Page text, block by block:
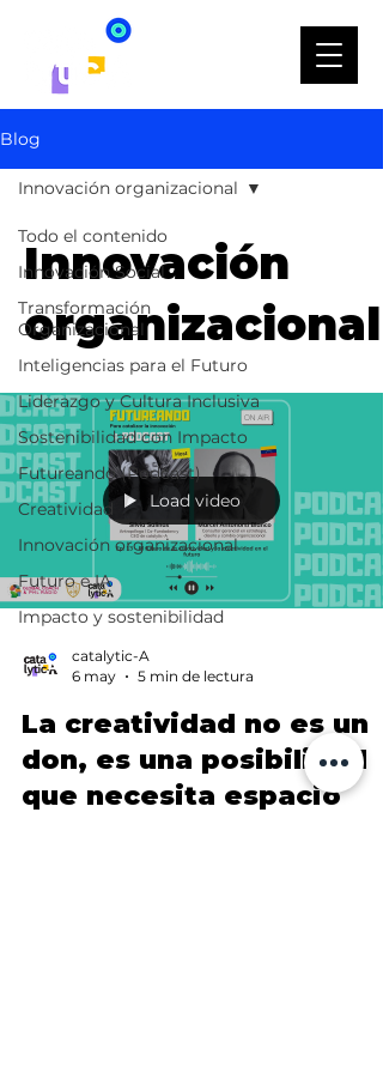
Blog
Todo el contenido
Innovación Social
Transformación
Organizacional
Inteligencias para el Futuro
Liderazgo y Cultura Inclusiva
Sostenibilidad con Impacto
Futureando (Podcast)
Creatividad
Innovación organizacional
Futuro e IA
Impacto y sostenibilidad
Innovación organizacional
Innovación
organizacional
Load video
catalytic-A
6 may
5 min de lectura
La creatividad no es un
don, es una posibilidad
que necesita espacio